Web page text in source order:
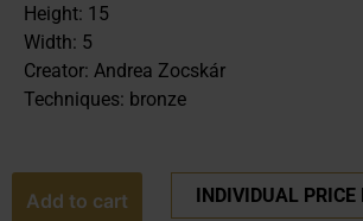
Height: 15
Width: 5
Creator: Andrea Zocskár
Techniques: bronze
Add to cart INDIVIDUAL